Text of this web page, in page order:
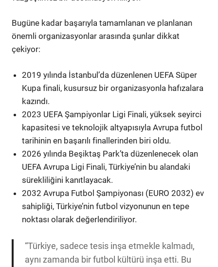
Bugüne kadar başarıyla tamamlanan ve planlanan
önemli organizasyonlar arasında şunlar dikkat
çekiyor:
2019 yılında İstanbul’da düzenlenen UEFA Süper
Kupa finali, kusursuz bir organizasyonla hafızalara
kazındı.
2023 UEFA Şampiyonlar Ligi Finali, yüksek seyirci
kapasitesi ve teknolojik altyapısıyla Avrupa futbol
tarihinin en başarılı finallerinden biri oldu.
2026 yılında Beşiktaş Park’ta düzenlenecek olan
UEFA Avrupa Ligi Finali, Türkiye’nin bu alandaki
sürekliliğini kanıtlayacak.
2032 Avrupa Futbol Şampiyonası (EURO 2032) ev
sahipliği, Türkiye’nin futbol vizyonunun en tepe
noktası olarak değerlendiriliyor.
“Türkiye, sadece tesis inşa etmekle kalmadı,
aynı zamanda bir futbol kültürü inşa etti. Bu